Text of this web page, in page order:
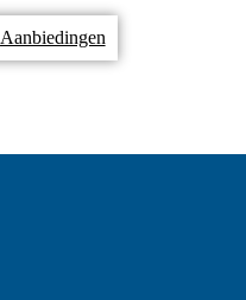
Aanbiedingen